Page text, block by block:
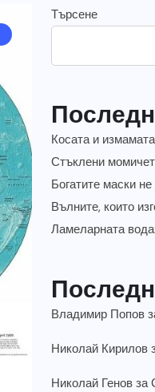
Търсене
Косата и
Стъклени
Богатите маски
Вълните, които
Ламеларната
Владимир Попов
Николай Кирилов
Николай Генов за